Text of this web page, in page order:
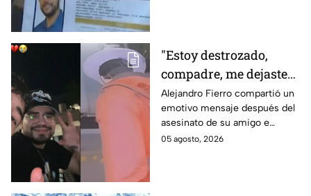
"Estoy destrozado,
compadre, me dejaste":
Así reaccionó
Alejandro Fierro al
asesinato del
influencer César
Alejandro Fierro compartió un
emotivo mensaje después del
asesinato de su amigo e
influencer César Gastélum;
05 agosto, 2026